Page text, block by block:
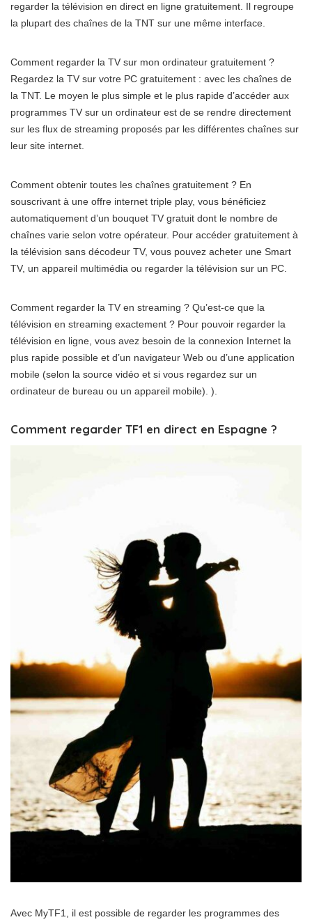
regarder la télévision en direct en ligne gratuitement. Il regroupe
la plupart des chaînes de la TNT sur une même interface.
Comment regarder la TV sur mon ordinateur gratuitement ?
Regardez la TV sur votre PC gratuitement : avec les chaînes de
la TNT. Le moyen le plus simple et le plus rapide d’accéder aux
programmes TV sur un ordinateur est de se rendre directement
sur les flux de streaming proposés par les différentes chaînes sur
leur site internet.
Comment obtenir toutes les chaînes gratuitement ? En
souscrivant à une offre internet triple play, vous bénéficiez
automatiquement d’un bouquet TV gratuit dont le nombre de
chaînes varie selon votre opérateur. Pour accéder gratuitement à
la télévision sans décodeur TV, vous pouvez acheter une Smart
TV, un appareil multimédia ou regarder la télévision sur un PC.
Comment regarder la TV en streaming ? Qu’est-ce que la
télévision en streaming exactement ? Pour pouvoir regarder la
télévision en ligne, vous avez besoin de la connexion Internet la
plus rapide possible et d’un navigateur Web ou d’une application
mobile (selon la source vidéo et si vous regardez sur un
ordinateur de bureau ou un appareil mobile). ).
Comment regarder TF1 en direct en Espagne ?
Avec MyTF1, il est possible de regarder les programmes des